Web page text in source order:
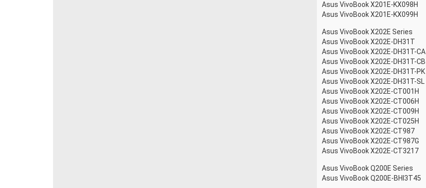
Asus VivoBook X201E-KX098H
Asus VivoBook X201E-KX099H
Asus VivoBook X202E Series
Asus VivoBook X202E-DH31T
Asus VivoBook X202E-DH31T-CA
Asus VivoBook X202E-DH31T-CB
Asus VivoBook X202E-DH31T-PK
Asus VivoBook X202E-DH31T-SL
Asus VivoBook X202E-CT001H
Asus VivoBook X202E-CT006H
Asus VivoBook X202E-CT009H
Asus VivoBook X202E-CT025H
Asus VivoBook X202E-CT987
Asus VivoBook X202E-CT987G
Asus VivoBook X202E-CT3217
Asus VivoBook Q200E Series
Asus VivoBook Q200E-BHI3T45